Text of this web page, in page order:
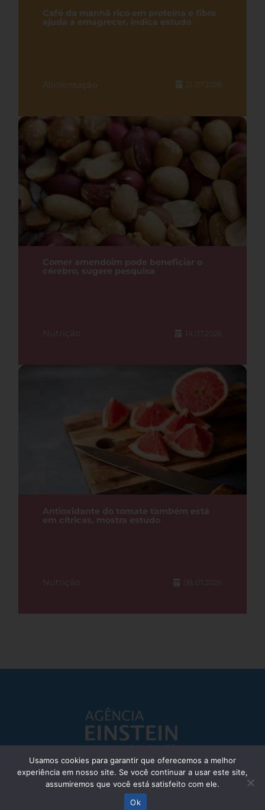
Café da manhã rico em proteína e fibra
ajuda a emagrecer, indica estudo
Alimentação 21.07.2026
Comer amendoim pode beneficiar o
cérebro, sugere pesquisa
Nutrição 14.07.2026
Antioxidante do tomate também está
em cítricas, mostra estudo
Nutrição 08.07.2026
Responsável Técnico: Dr. Eliezer Silva - CRM: 85148-SP
© Einstein Hospital Israelita 2025 - Todos os direitos reservados
Usamos cookies para garantir que oferecemos a melhor
experiência em nosso site. Se você continuar a usar este site,
assumiremos que você está satisfeito com ele.
Ok